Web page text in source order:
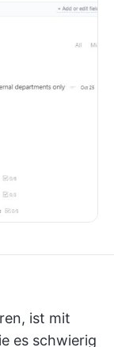
ist mit
es schwierig